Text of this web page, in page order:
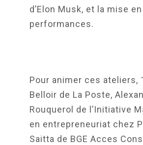
d’Elon Musk, et la mise
performances.
Pour animer ces ateliers,
Belloir de La Poste,
Rouquerol de l’Initiative
en entrepreneuriat chez
Saitta de BGE Acces